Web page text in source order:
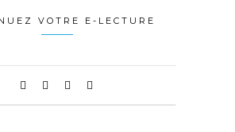
VOTRE E-LECTURE